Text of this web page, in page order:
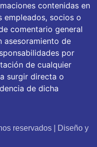
contenidas en
empleados, socios o
comentario general
asesoramiento de
por
de cualquier
surgir directa o
de dicha
reservados | Diseño y